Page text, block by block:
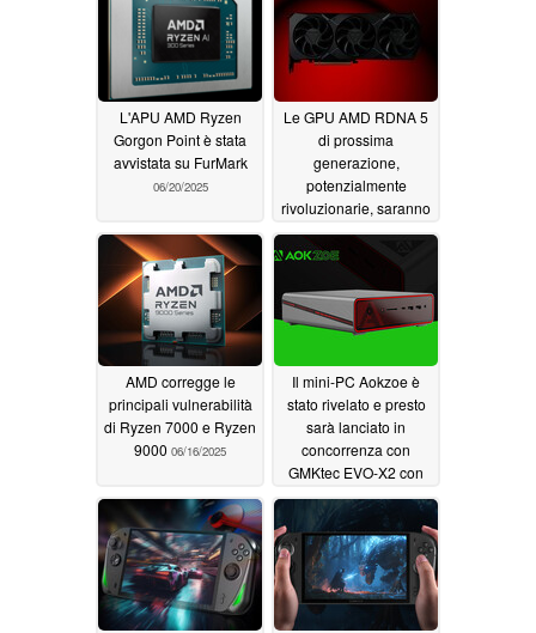
L'APU AMD Ryzen
Gorgon Point è stata
avvistata su FurMark
06/20/2025
Le GPU AMD RDNA 5
di prossima
generazione,
potenzialmente
rivoluzionarie, saranno
dotate di HDMI 2.2, ma
non della massima
larghezza di banda
06/20/2025
AMD corregge le
principali vulnerabilità
di Ryzen 7000 e Ryzen
9000 06/16/2025
Il mini-PC Aokzoe è
stato rivelato e presto
sarà lanciato in
concorrenza con
GMKtec EVO-X2 con
processore AMD Strix
Halo
05/29/2025